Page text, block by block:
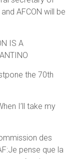
AFCON will be
IS A
the 70th
I’ll take my
des
pense que la